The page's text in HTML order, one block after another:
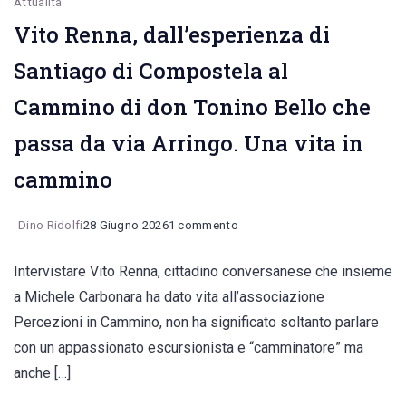
Vito Renna, dall’esperienza di
Santiago di Compostela al
Cammino di don Tonino Bello che
passa da via Arringo. Una vita in
cammino
Dino Ridolfi28 Giugno 20261 commentosu
Renna,
dall’esperienza
Intervistare Vito Renna, cittadino conversanese che insieme
a Michele Carbonara ha dato vita all’associazione
Percezioni in Cammino, non ha significato soltanto parlare
con un appassionato escursionista e “camminatore” ma
anche […]